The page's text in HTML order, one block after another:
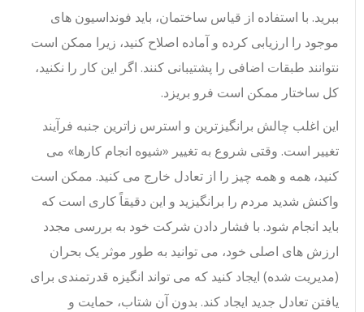
ببرید. با استفاده از قیاس ساختمان، باید فونداسیون های
موجود را ارزیابی کرده و آماده اصلاح کنید، زیرا ممکن است
نتوانند طبقات اضافی را پشتیبانی کنند. اگر این کار را نکنید،
کل ساختار ممکن است فرو بریزد.
این اغلب چالش برانگیزترین و استرس زاترین جنبه فرآیند
تغییر است. وقتی شروع به تغییر «شیوه انجام کارها» می
کنید، همه و همه چیز را از تعادل خارج می کنید. ممکن است
واکنش شدید مردم را برانگیزید و این دقیقاً کاری است که
باید انجام شود. با فشار دادن شرکت خود به بررسی مجدد
ارزش های اصلی خود، می توانید به طور موثر یک بحران
(مدیریت شده) ایجاد کنید که می تواند انگیزه قدرتمندی برای
یافتن تعادل جدید ایجاد کند. بدون آن شتاب، حمایت و